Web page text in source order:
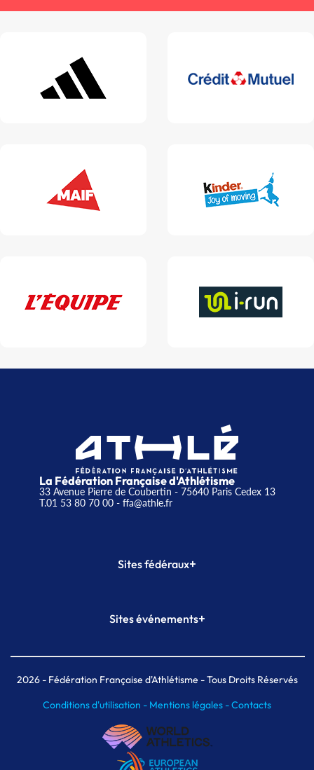
La Fédération Française d'Athlétisme
33 Avenue Pierre de Coubertin - 75640 Paris Cedex 13
T.01 53 80 70 00- ffa@athle.fr
Sites fédéraux+
Plateforme Formation
Sites événements+
Meeting de Paris indoor
MAIF Ekiden de Paris
2026- Fédération Française d'Athlétisme - Tous Droits Réservés
Conditions d'utilisation - Mentions légales -Contacts